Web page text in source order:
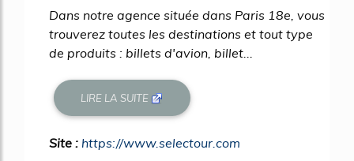
Dans notre agence située dans Paris 18e, vous
trouverez toutes les destinations et tout type
de produits : billets d'avion, billet...
LIRE LA SUITE
Site : https://www.selectour.com